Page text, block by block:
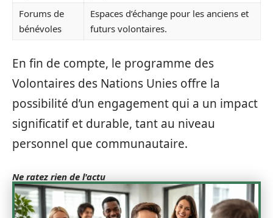
Forums de
bénévoles
Espaces d’échange pour les anciens et
futurs volontaires.
En fin de compte, le programme des
Volontaires des Nations Unies offre la
possibilité d’un engagement qui a un impact
significatif et durable, tant au niveau
personnel que communautaire.
Ne ratez rien de l'actu